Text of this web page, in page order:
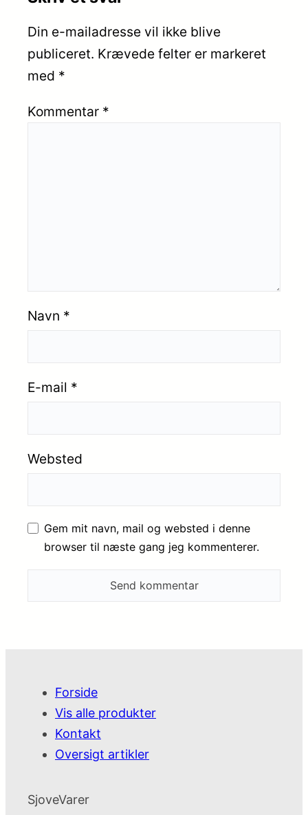
Din e-mailadresse vil ikke blive
publiceret. Krævede felter er markeret
med *
Kommentar *
Navn *
E-mail *
Websted
Gem mit navn, mail og websted i denne
browser til næste gang jeg kommenterer.
Forside
Vis alle produkter
Kontakt
Oversigt artikler
SjoveVarer